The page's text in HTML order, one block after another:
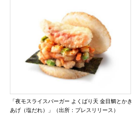
「夜モスライスバーガー よくばり天 金目鯛とかき
あげ（塩だれ）」（出所：プレスリリース）